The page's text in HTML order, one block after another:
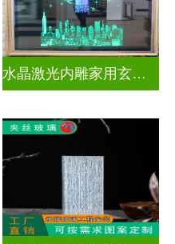
水晶激光内雕家用玄关隔断